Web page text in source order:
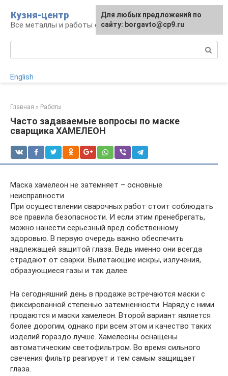
контенту
Кузня-центр
Все металлы и работы с ними
English
Главная » Работы
Часто задаваемые вопросы по маске
сварщика ХАМЕЛЕОН
Маска хамелеон не затемняет – основные
неисправности
При осуществлении сварочных работ стоит соблюдать
все правила безопасности. И если этим пренебрегать,
можно нанести серьезный вред собственному
здоровью. В первую очередь важно обеспечить
надлежащей защитой глаза. Ведь именно они всегда
страдают от сварки. Вылетающие искры, излучения,
образующиеся газы и так далее.
На сегодняшний день в продаже встречаются маски с
фиксированной степенью затемненности. Наряду с ними
продаются и маски хамелеон. Второй вариант является
более дорогим, однако при всем этом и качество таких
изделий гораздо лучше. Хамелеоны оснащены
автоматическим светофильтром. Во время сильного
свечения фильтр реагирует и тем самым защищает
глаза.
Для любых предложений по
сайту: borgavto@cp9.ru